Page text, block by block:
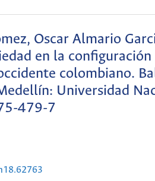
Oscar Almario
en la configuración
colombiano.
Universidad
479-7